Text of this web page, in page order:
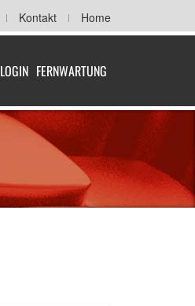
Kontakt Home
LOGIN FERNWARTUNG